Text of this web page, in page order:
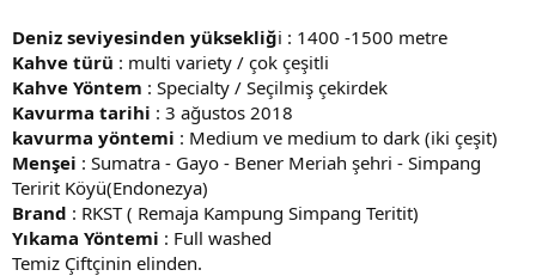
Deniz seviyesinden yüksekliği : 1400 -1500 metre
Kahve türü : multi variety / çok çeşitli
Kahve Yöntem : Specialty / Seçilmiş çekirdek
Kavurma tarihi : 3 ağustos 2018
kavurma yöntemi : Medium ve medium to dark (iki çeşit)
Menşei : Sumatra - Gayo - Bener Meriah şehri - Simpang
Teririt Köyü(Endonezya)
Brand : RKST ( Remaja Kampung Simpang Teritit)
Yıkama Yöntemi : Full washed
Temiz Çiftçinin elinden.